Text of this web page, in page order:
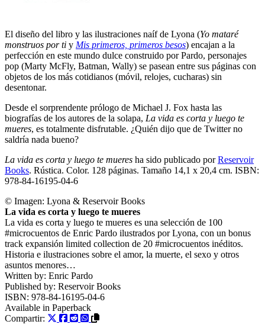
El diseño del libro y las ilustraciones naíf de Lyona (Yo mataré
monstruos por ti y Mis primeros, primeros besos) encajan a la
perfección en este mundo dulce construido por Pardo, personajes
pop (Marty McFly, Batman, Wally) se pasean entre sus páginas con
objetos de los más cotidianos (móvil, relojes, cucharas) sin
desentonar.
Desde el sorprendente prólogo de Michael J. Fox hasta las
biografías de los autores de la solapa, La vida es corta y luego te
mueres, es totalmente disfrutable. ¿Quién dijo que de Twitter no
saldría nada bueno?
La vida es corta y luego te mueres ha sido publicado porReservoir
Books. Rústica. Color. 128 páginas. Tamaño 14,1 x 20,4 cm. ISBN:
978-84-16195-04-6
© Imagen: Lyona & Reservoir Books
La vida es corta y luego te mueres
La vida es corta y luego te mueres es una selección de 100
#microcuentos de Enric Pardo ilustrados por Lyona, con un bonus
track expansión limited collection de 20 #microcuentos inéditos.
Historia e ilustraciones sobre el amor, la muerte, el sexo y otros
asuntos menores…
Written by: Enric Pardo
Published by: Reservoir Books
ISBN: 978-84-16195-04-6
Available in Paperback
Compartir: